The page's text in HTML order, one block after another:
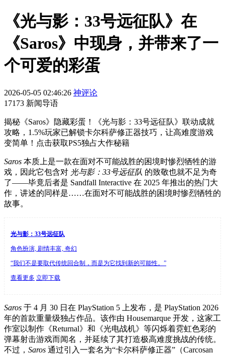
《光与影：33号远征队》在
《Saros》中现身，并带来了一
个可爱的彩蛋
2026-05-05 02:46:26 神评论
17173 新闻导语
揭秘《Saros》隐藏彩蛋！《光与影：33号远征队》联动成就
攻略，1.5%玩家已解锁卡尔科萨修正器技巧，让高难度游戏
变简单！点击获取PS5独占大作秘籍
Saros 本质上是一款在面对不可能战胜的困境时惨烈牺牲的游
戏，因此它包含对 光与影：33号远征队 的致敬也就不足为奇
了——毕竟后者是 Sandfall Interactive 在 2025 年推出的热门大
作，讲述的同样是……在面对不可能战胜的困境时惨烈牺牲的
故事。
光与影：33号远征队
角色扮演, 剧情丰富, 奇幻
“我们不是要取代传统回合制，而是为它找到新的可能性。”
查看更多 立即下载
Saros 于 4 月 30 日在 PlayStation 5 上发布，是 PlayStation 2026
年的首款重量级独占作品。该作由 Housemarque 开发，这家工
作室以制作《Returnal》和《光电战机》等闪烁着霓虹色彩的
弹幕射击游戏而闻名，并延续了其打造极高难度挑战的传统。
不过， Saros 通过引入一套名为“卡尔科萨修正器”（Carcosan